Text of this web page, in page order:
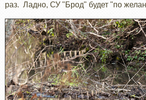
раз. Ладно, СУ "Брод" будет "по